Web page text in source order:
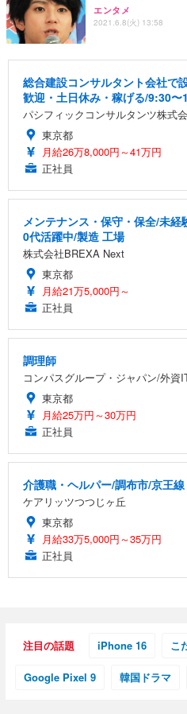
エンタメ
2021.6.8(火) 13:58
総合建設コンサルタント会社で
歓迎・土日休み・稼げる/9:30
パシフィックコンサルタンツ株式
東京都
月給26万8,000円～41万円
正社員
メンテナンス・保守・保全/未
0代活躍中/製造 工場
株式会社BREXA Next
東京都
月給21万5,000円～
正社員
調理師
コンパスグループ・ジャパン/外資
東京都
月給25万円～30万円
正社員
介護職・ヘルパー/調布市/京王
ケアリッツつつじヶ丘
東京都
月給33万5,000円～35万円
正社員
注目の話題 iPhone 16 こ
Google Pixel 9 韓国ドラマ